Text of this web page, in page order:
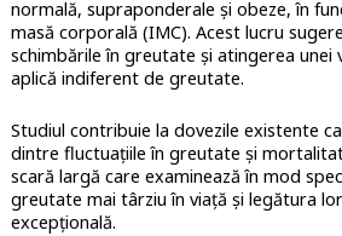
normală, supraponderale și obeze, în
masă corporală (IMC). Acest lucru
schimbările în greutate și atingerea unei
aplică indiferent de greutate.
Studiul contribuie la dovezile existente
dintre fluctuațiile în greutate și
scară largă care examinează în mod
greutate mai târziu în viață și legătura
excepțională.